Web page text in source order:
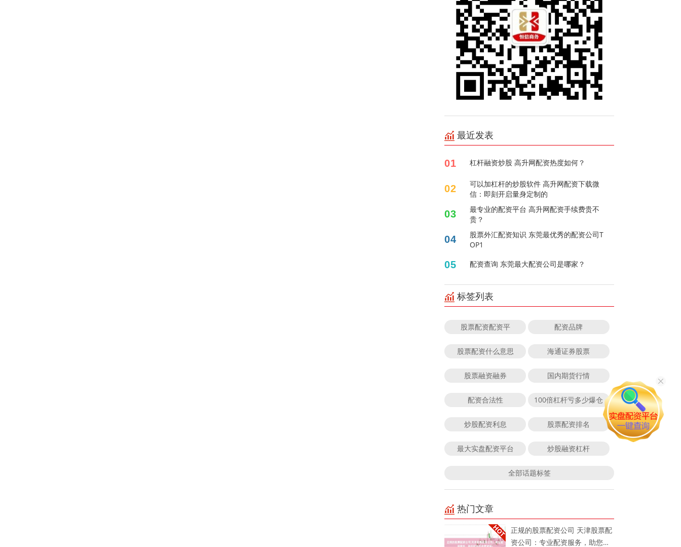
最近发表
01 杠杆融资炒股 高升网配资热度如何？
02
可以加杠杆的炒股软件 高升网配资下载微
信：即刻开启量身定制的
03
最专业的配资平台 高升网配资手续费贵不
贵？
04
股票外汇配资知识 东莞最优秀的配资公司T
OP1
05 配资查询 东莞最大配资公司是哪家？
标签列表
股票配资配资平 配资品牌
股票配资什么意思 海通证券股票
股票融资融券 国内期货行情
配资合法性 100倍杠杆亏多少爆仓
炒股配资利息 股票配资排名
最大实盘配资平台 炒股融资杠杆
全部话题标签
热门文章
正规的股票配资公司 天津股票配
资公司：专业配资服务，助您股